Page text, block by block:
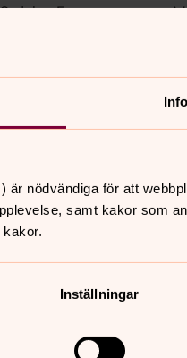
är nödvändiga för att
samt kakor som
Inställningar
daler. En summa som
påminnelser till
. Klicka på
nio utvalda